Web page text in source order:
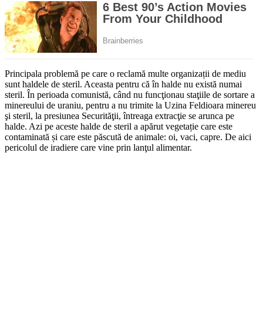
Principala problemă pe care o reclamă multe organizații de mediu
sunt haldele de steril. Aceasta pentru că în halde nu există numai
steril. În perioada comunistă, când nu funcţionau staţiile de sortare a
minereului de uraniu, pentru a nu trimite la Uzina Feldioara minereu
şi steril, la presiunea Securităţii, întreaga extracţie se arunca pe
halde. Azi pe aceste halde de steril a apărut vegetație care este
contaminată și care este păscută de animale: oi, vaci, capre. De aici
pericolul de iradiere care vine prin lanţul alimentar.